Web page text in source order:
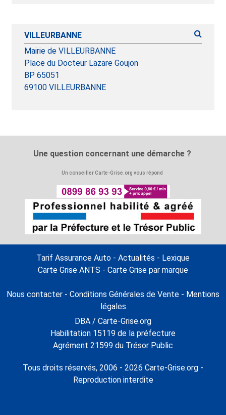
VILLEURBANNE
Mairie de VILLEURBANNE
Place du Docteur Lazare Goujon
BP 65051
69100 VILLEURBANNE
Une question concernant une démarche ?
Un conseiller Carte-Grise.org vous répond
Tarif Assurance Auto - Actualités - Lexique
Carte Grise ANTS - Carte Grise par marque
Nous contacter - Conditions Générales de Vente - Mentions
légales
DBA / Carte-Grise.org
Habilitation 15119 de la préfecture
Agrément 21599 du Trésor Public
Tous droits réservés, 2006 - 2026 Carte-Grise.org -
Reproduction interdite